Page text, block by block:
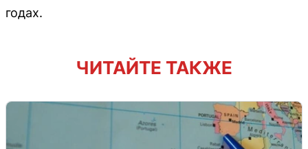
годах.
ЧИТАЙТЕ ТАКЖЕ